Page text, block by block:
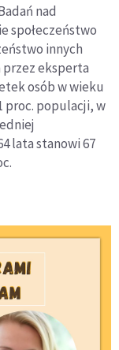
nad
społeczeństwo
innych
eksperta
osób w wieku
proc. populacji, w
lata stanowi 67